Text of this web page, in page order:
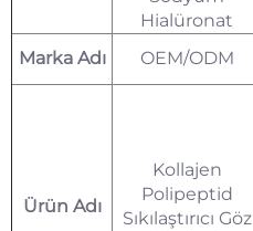
Hialüronat
Marka Adı OEM/ODM
Ürün Adı
Kollajen
Polipeptid
Sıkılaştırıcı Göz